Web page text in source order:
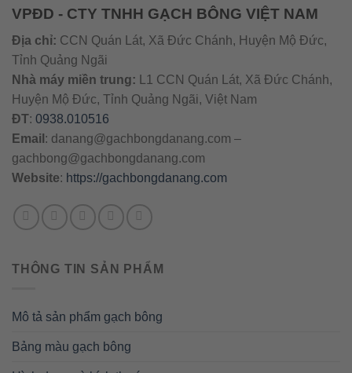
VPĐD - CTY TNHH GẠCH BÔNG VIỆT NAM
Địa chỉ: CCN Quán Lát, Xã Đức Chánh, Huyện Mộ Đức,
Tỉnh Quảng Ngãi
Nhà máy miền trung: L1 CCN Quán Lát, Xã Đức Chánh,
Huyện Mộ Đức, Tỉnh Quảng Ngãi, Việt Nam
ĐT: 0938.010516
Email : danang@gachbongdanang.com –
gachbong@gachbongdanang.com
Website: https://gachbongdanang.com
THÔNG TIN SẢN PHẨM
Mô tả sản phẩm gạch bông
Bảng màu gạch bông